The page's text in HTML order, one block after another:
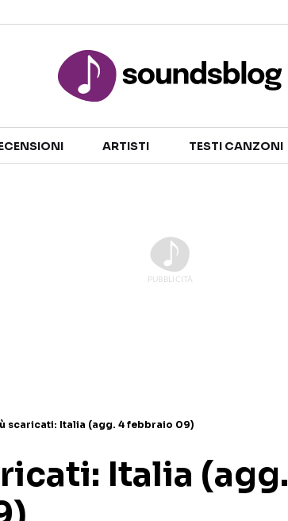
TALENT SHOW
ARTISTI TESTI CANZONI
scaricati: Italia (agg. 4 febbraio 09)
Italia (agg.